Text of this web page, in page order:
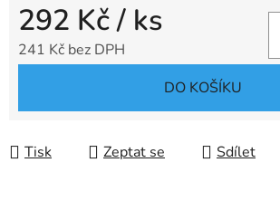
292 Kč/ ks
241 Kč bez DPH
DO KOŠÍKU
Tisk Zeptat se Sdílet